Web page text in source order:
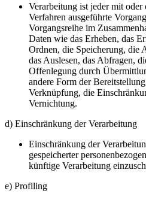
Verarbeitung ist jeder mit
Verfahren ausgeführte
Vorgangsreihe im
Daten wie das Erheben, das
Ordnen, die Speicherung, die
das Auslesen, das Abfragen,
Offenlegung durch
andere Form der
Verknüpfung, die
Vernichtung.
d) Einschränkung der Verarbeitung
Einschränkung der
gespeicherter
künftige Verarbeitung
e) Profiling